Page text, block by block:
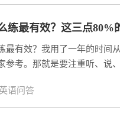
练最有效？这三点80%
最有效？我用了一年的时间
参考。那就是要注重听、说
英语问答